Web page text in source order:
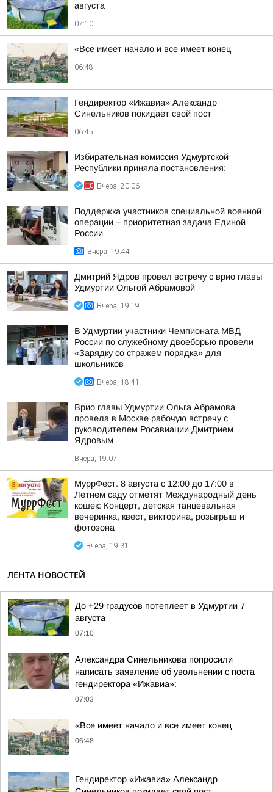
августа
07:10
«Все имеет начало и все имеет конец
06:48
Гендиректор «Ижавиа» Александр
Синельников покидает свой пост
06:45
Избирательная комиссия Удмуртской
Республики приняла постановления:
Вчера, 20:06
Поддержка участников специальной военной
операции – приоритетная задача Единой
России
Вчера, 19:44
Дмитрий Ядров провел встречу с врио главы
Удмуртии Ольгой Абрамовой
Вчера, 19:19
В Удмуртии участники Чемпионата МВД
России по служебному двоеборью провели
«Зарядку со стражем порядка» для
школьников
Вчера, 18:41
Врио главы Удмуртии Ольга Абрамова
провела в Москве рабочую встречу с
руководителем Росавиации Дмитрием
Ядровым
Вчера, 19:07
МуррФест. 8 августа с 12:00 до 17:00 в
Летнем саду отметят Международный день
кошек: Концерт, детская танцевальная
вечеринка, квест, викторина, розыгрыш и
фотозона
Вчера, 19:31
ЛЕНТА НОВОСТЕЙ
До +29 градусов потеплеет в Удмуртии 7
августа
07:10
Александра Синельникова попросили
написать заявление об увольнении с поста
гендиректора «Ижавиа»:
07:03
«Все имеет начало и все имеет конец
06:48
Гендиректор «Ижавиа» Александр